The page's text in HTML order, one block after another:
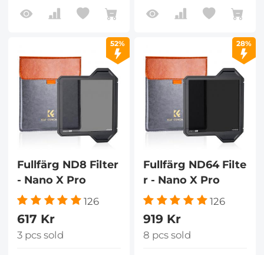
52%
Fullfärg ND8 Filter
- Nano X Pro
126
617 Kr
3 pcs sold
28%
Fullfärg ND64 Filte
r - Nano X Pro
126
919 Kr
8 pcs sold